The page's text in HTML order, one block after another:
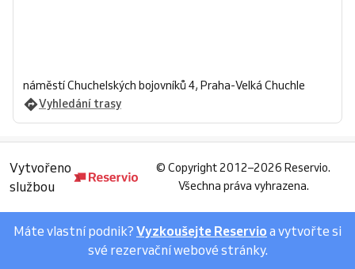
náměstí Chuchelských bojovníků 4, Praha-Velká Chuchle
Vyhledání trasy
Vytvořeno
službou
© Copyright 2012–2026 Reservio.
Všechna práva vyhrazena.
Máte vlastní podnik? Vyzkoušejte Reservio a vytvořte si
své rezervační webové stránky.